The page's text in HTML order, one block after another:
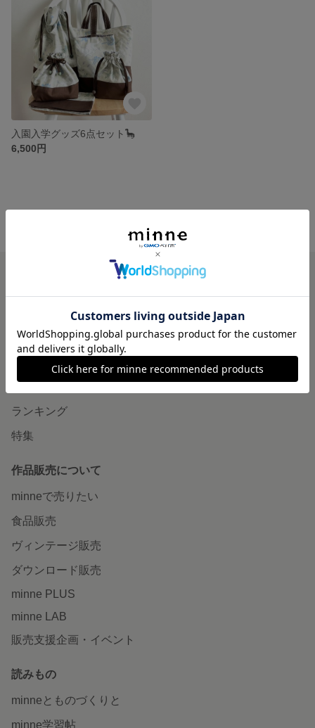
入園入学グッズ6点セット🦕
6,500円
tokimeki の作品一覧
minneについて
minneで買いたい
作品をさがす
ランキング
特集
作品販売について
minneで売りたい
食品販売
ヴィンテージ販売
ダウンロード販売
minne PLUS
minne LAB
販売支援企画・イベント
読みもの
minneとものづくりと
minne学習帖